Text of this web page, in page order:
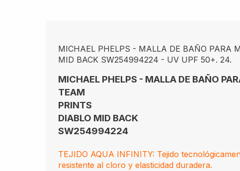
MICHAEL PHELPS - MALLA DE BAÑO PARA
MID BACK SW254994224 - UV UPF 50+. 24.
MICHAEL PHELPS - MALLA DE BAÑO
TEAM
PRINTS
DIABLO MID BACK
SW254994224
TEJIDO AQUA INFINITY: Tejido
resistente al cloro y elasticidad duradera.